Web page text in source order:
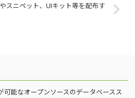
スニペット、UIキット等を配布す
能なオープンソースのデータベースス